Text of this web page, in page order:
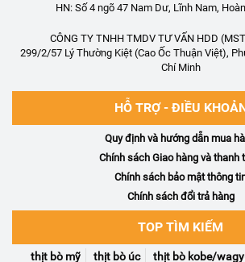
HN: Số 4 ngõ 47 Nam Dư, Lĩnh Nam,
CÔNG TY TNHH TMDV TƯ VẤN HDD
299/2/57 Lý Thường Kiệt (Cao Ốc Thuận Việt),
Chí Minh
HỖ TRỢ - ĐIỀU
Quy định và hướng dẫn mua
Chính sách Giao hàng và thanh
Chính sách bảo mật thông
Chính sách đổi trả hàng
TOP TÌM KIẾM
thịt bò mỹ thịt bò úc thịt bò kobe/